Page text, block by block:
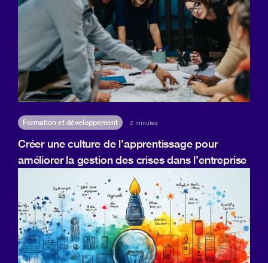
Formation et développement 2 minutes
Créer une culture de l’apprentissage pour
améliorer la gestion des crises dans l’entreprise